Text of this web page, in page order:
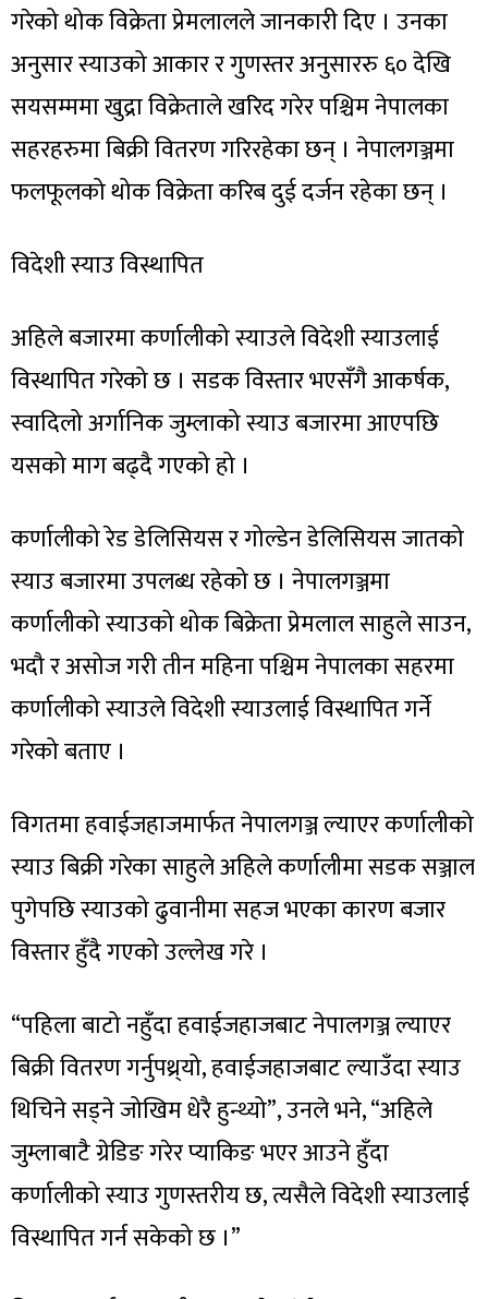
गरेको थोक विक्रेता प्रेमलालले जानकारी दिए । उनका
अनुसार स्याउको आकार र गुणस्तर अनुसाररु ६० देखि
सयसम्ममा खुद्रा विक्रेताले खरिद गरेर पश्चिम नेपालका
सहरहरुमा बिक्री वितरण गरिरहेका छन् । नेपालगञ्जमा
फलफूलको थोक विक्रेता करिब दुई दर्जन रहेका छन् ।
विदेशी स्याउ विस्थापित
अहिले बजारमा कर्णालीको स्याउले विदेशी स्याउलाई
विस्थापित गरेको छ । सडक विस्तार भएसँगै आकर्षक,
स्वादिलो अर्गानिक जुम्लाको स्याउ बजारमा आएपछि
यसको माग बढ्दै गएको हो ।
कर्णालीको रेड डेलिसियस र गोल्डेन डेलिसियस जातको
स्याउ बजारमा उपलब्ध रहेको छ । नेपालगञ्जमा
कर्णालीको स्याउको थोक बिक्रेता प्रेमलाल साहुले साउन,
भदौ र असोज गरी तीन महिना पश्चिम नेपालका सहरमा
कर्णालीको स्याउले विदेशी स्याउलाई विस्थापित गर्ने
गरेको बताए ।
विगतमा हवाईजहाजमार्फत नेपालगञ्ज ल्याएर कर्णालीको
स्याउ बिक्री गरेका साहुले अहिले कर्णालीमा सडक सञ्जाल
पुगेपछि स्याउको ढुवानीमा सहज भएका कारण बजार
विस्तार हुँदै गएको उल्लेख गरे ।
“पहिला बाटो नहुँदा हवाईजहाजबाट नेपालगञ्ज ल्याएर
बिक्री वितरण गर्नुपथ्र्यो, हवाईजहाजबाट ल्याउँदा स्याउ
थिचिने सड्ने जोखिम धेरै हुन्थ्यो”, उनले भने, “अहिले
जुम्लाबाटै ग्रेडिङ गरेर प्याकिङ भएर आउने हुँदा
कर्णालीको स्याउ गुणस्तरीय छ, त्यसैले विदेशी स्याउलाई
विस्थापित गर्न सकेको छ ।”